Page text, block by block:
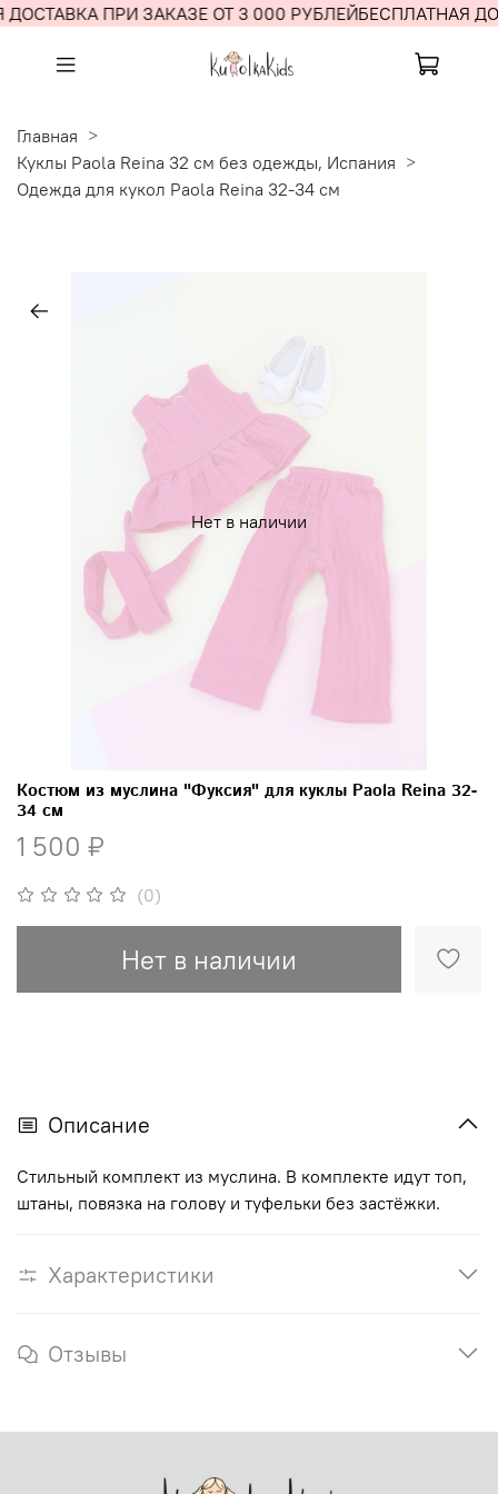
ПРИ ЗАКАЗЕ ОТ 3 000 РУБЛЕЙБЕСПЛАТНАЯ
Главная
Куклы Paola Reina 32 см без одежды, Испания
Одежда для кукол Paola Reina 32-34 см
Нет в наличии
(0)
Костюм из муслина "Фуксия" для куклы Paola Reina 32-
34 см
1 500 ₽
Нет в наличии
Описание
Стильный комплект из муслина. В комплекте идут топ,
штаны, повязка на голову и туфельки без застёжки.
Характеристики
Отзывы